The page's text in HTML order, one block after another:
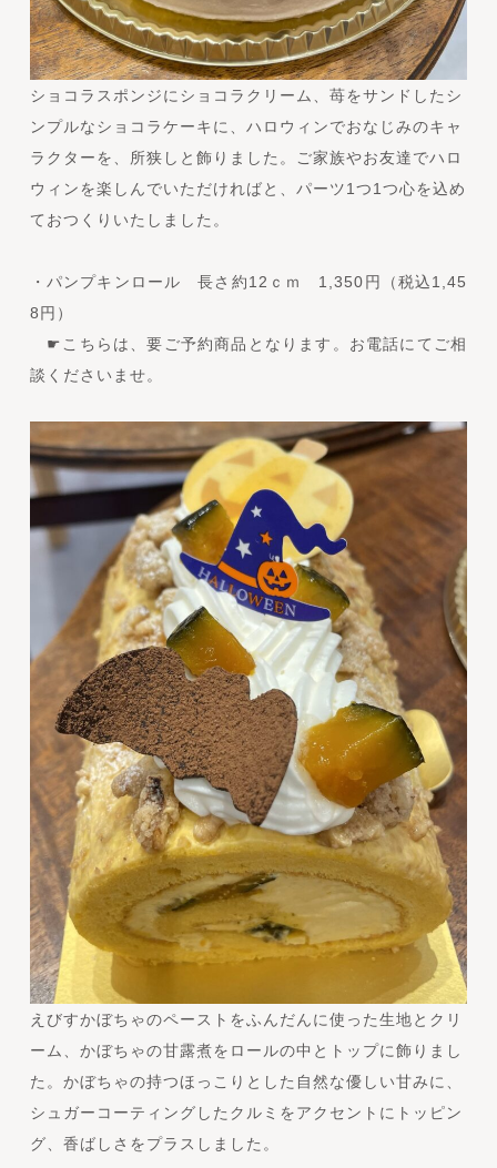
ショコラスポンジにショコラクリーム、苺をサンドしたシ
ンプルなショコラケーキに、ハロウィンでおなじみのキャ
ラクターを、所狭しと飾りました。ご家族やお友達でハロ
ウィンを楽しんでいただければと、パーツ1つ1つ心を込め
ておつくりいたしました。
・パンプキンロール 長さ約12ｃｍ 1,350円（税込1,45
8円）
☛こちらは、要ご予約商品となります。お電話にてご相
談くださいませ。
えびすかぼちゃのペーストをふんだんに使った生地とクリ
ーム、かぼちゃの甘露煮をロールの中とトップに飾りまし
た。かぼちゃの持つほっこりとした自然な優しい甘みに、
シュガーコーティングしたクルミをアクセントにトッピン
グ、香ばしさをプラスしました。